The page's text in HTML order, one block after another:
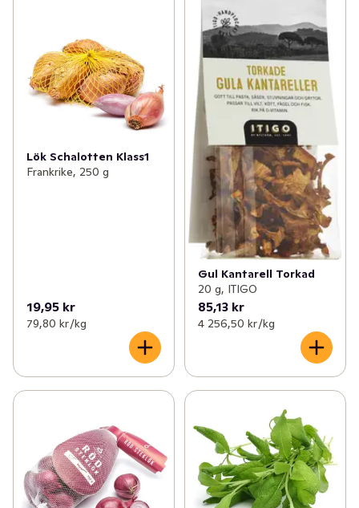
Lök Schalotten Klass1
Frankrike, 250 g
19,95 kr
79,80 kr /kg
Gul Kantarell Torkad
20 g, ITIGO
85,13 kr
4 256,50 kr /kg